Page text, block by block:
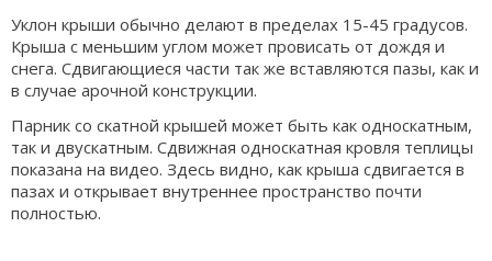
Уклон крыши обычно делают в пределах 15-45 градусов.
Крыша с меньшим углом может провисать от дождя и
снега. Сдвигающиеся части так же вставляются пазы, как и
в случае арочной конструкции.
Парник со скатной крышей может быть как односкатным,
так и двускатным. Сдвижная односкатная кровля теплицы
показана на видео. Здесь видно, как крыша сдвигается в
пазах и открывает внутреннее пространство почти
полностью.